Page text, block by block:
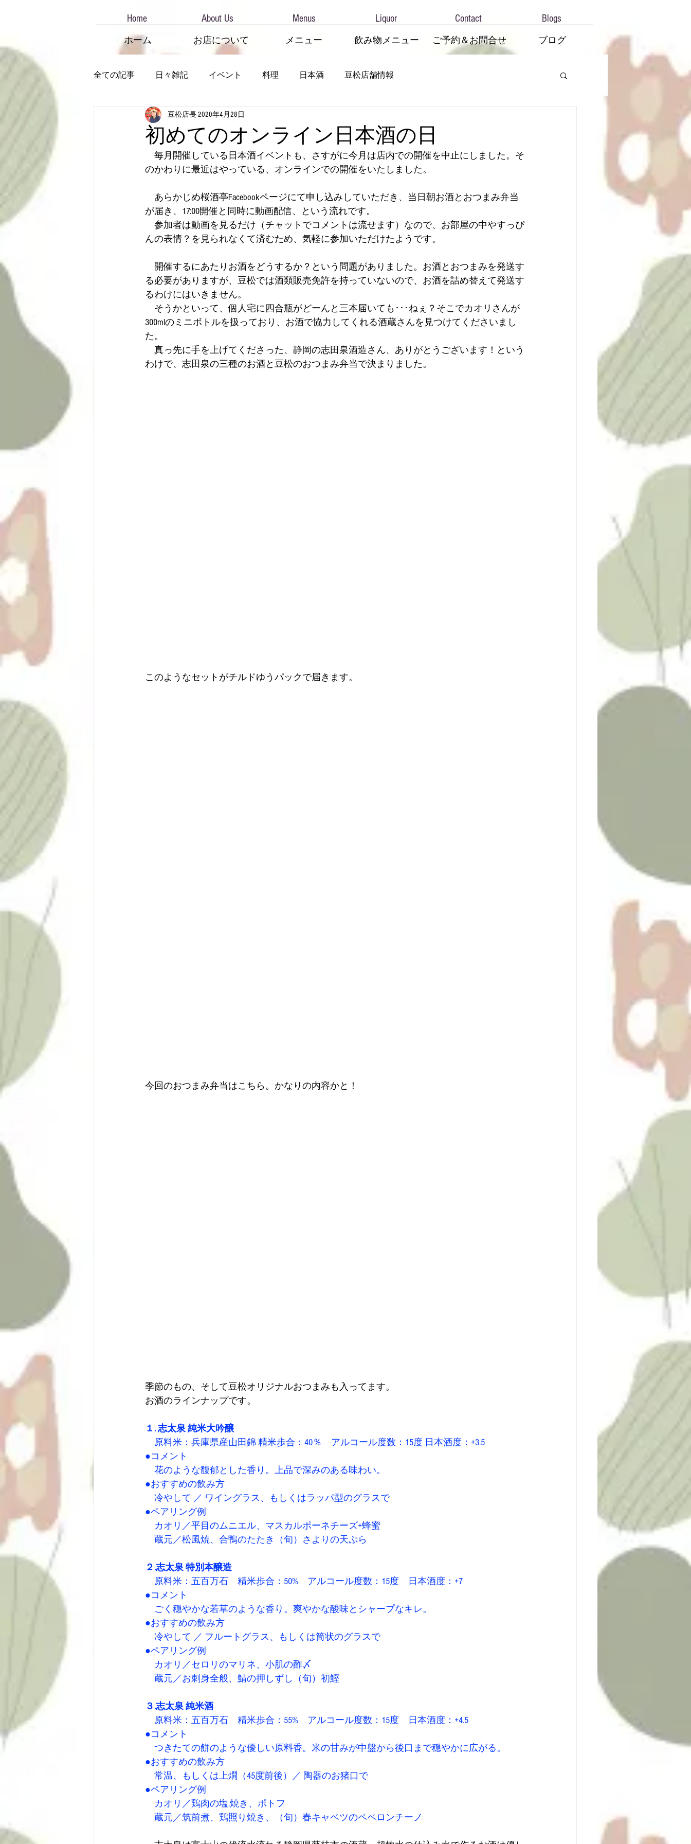
ホーム お店について メニュー 飲み物メニュー ご予約＆お問合せ ブログ
Home About Us Menus Liquor Contact Blogs
全ての記事 日々雑記 イベント 料理 日本酒 豆松店舗情報
初めてのオンライン日本酒の日
豆松店長2020年4月28日
毎月開催している日本酒イベントも、さすがに今月は店内での開催を中止にしました。そ
のかわりに最近はやっている、オンラインでの開催をいたしました。
あらかじめ桜酒亭Facebookページにて申し込みしていただき、当日朝お酒とおつまみ弁当
が届き、17:00開催と同時に動画配信、という流れです。
参加者は動画を見るだけ（チャットでコメントは流せます）なので、お部屋の中やすっぴ
んの表情？を見られなくて済むため、気軽に参加いただけたようです。
開催するにあたりお酒をどうするか？という問題がありました。お酒とおつまみを発送す
る必要がありますが、豆松では酒類販売免許を持っていないので、お酒を詰め替えて発送す
るわけにはいきません。
そうかといって、個人宅に四合瓶がどーんと三本届いても･･･ねぇ？そこでカオリさんが
300mlのミニボトルを扱っており、お酒で協力してくれる酒蔵さんを見つけてくださいまし
た。
真っ先に手を上げてくださった、静岡の志田泉酒造さん、ありがとうございます！という
わけで、志田泉の三種のお酒と豆松のおつまみ弁当で決まりました。
このようなセットがチルドゆうパックで届きます。
今回のおつまみ弁当はこちら。かなりの内容かと！
季節のもの、そして豆松オリジナルおつまみも入ってます。
お酒のラインナップです。
１. 志太泉 純米大吟醸
原料米：兵庫県産山田錦 精米歩合：40％　アルコール度数：15度 日本酒度：+3.5
●コメント
花のような馥郁とした香り。上品で深みのある味わい。
●おすすめの飲み方
冷やして ／ ワイングラス、もしくはラッパ型のグラスで
●ペアリング例
カオリ／平目のムニエル、マスカルポーネチーズ+蜂蜜
蔵元／松風焼、合鴨のたたき（旬）さよりの天ぷら
２.志太泉 特別本醸造
原料米：五百万石　精米歩合：50%　アルコール度数：15度　日本酒度：+7
●コメント
ごく穏やかな若草のような香り。爽やかな酸味とシャープなキレ。
●おすすめの飲み方
冷やして ／ フルートグラス、もしくは筒状のグラスで
●ペアリング例
カオリ／セロリのマリネ、小肌の酢〆
蔵元／お刺身全般、鯖の押しずし（旬）初鰹
３.志太泉 純米酒
原料米：五百万石　精米歩合：55%　アルコール度数：15度　日本酒度：+4.5
●コメント
つきたての餅のような優しい原料香。米の甘みが中盤から後口まで穏やかに広がる。
●おすすめの飲み方
常温、もしくは上燗（45度前後）／ 陶器のお猪口で
●ペアリング例
カオリ／鶏肉の塩.焼き、ポトフ
蔵元／筑前煮、鶏照り焼き、（旬）春キャベツのペペロンチーノ